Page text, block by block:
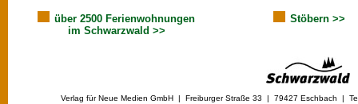
über 2500 Ferienwohnungen
im Schwarzwald >>
Stöbern >>
Verlag für Neue Medien GmbH | Freiburger Straße 33 | 79427 Eschbach |